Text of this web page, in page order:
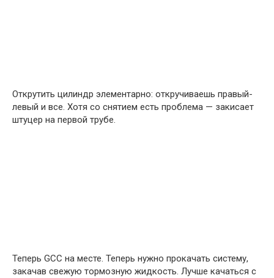
Открутить цилиндр элементарно: откручиваешь правый-
левый и все. Хотя со снятием есть проблема — закисает
штуцер на первой трубе.
Теперь GCC на месте. Теперь нужно прокачать систему,
закачав свежую тормозную жидкость. Лучше качаться с